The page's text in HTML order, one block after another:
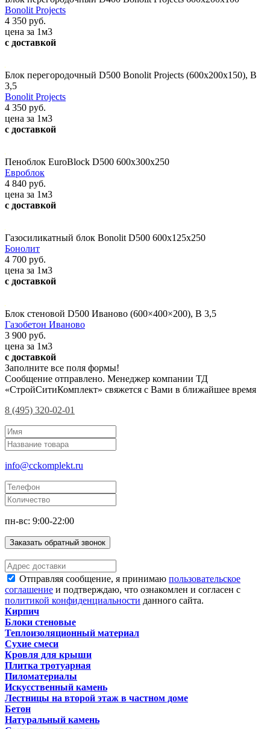
Bonolit Projects
4 350 руб.
цена за 1м3
с доставкой
Блок перегородочный D500 Bonolit Projects (600х200х150), В
3,5
Bonolit Projects
4 350 руб.
цена за 1м3
с доставкой
Пеноблок EuroBlock D500 600x300x250
Евроблок
4 840 руб.
цена за 1м3
с доставкой
Газосиликатный блок Bonolit D500 600x125x250
Бонолит
4 700 руб.
цена за 1м3
с доставкой
Блок стеновой D500 Иваново (600×400×200), В 3,5
Газобетон Иваново
3 900 руб.
цена за 1м3
с доставкой
Заполните все поля формы!
Сообщение отправлено. Менеджер компании ТД
«СтройСитиКомплект» свяжется с Вами в ближайшее время
8 (495) 320-02-01
info@cckomplekt.ru
пн-вс: 9:00-22:00
Заказать обратный звонок
Отправляя сообщение, я принимаю пользовательское
соглашение и подтверждаю, что ознакомлен и согласен с
политикой конфиденциальности данного сайта.
Кирпич
Блоки стеновые
Теплоизоляционный материал
Сухие смеси
Кровля для крыши
Плитка тротуарная
Пиломатериалы
Искусственный камень
Лестницы на второй этаж в частном доме
Бетон
Натуральный камень